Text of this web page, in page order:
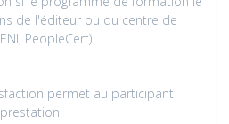
de l'éditeur ou du centre de
PeopleCert)
permet au participant